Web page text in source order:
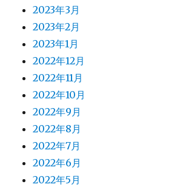
2023年3月
2023年2月
2023年1月
2022年12月
2022年11月
2022年10月
2022年9月
2022年8月
2022年7月
2022年6月
2022年5月